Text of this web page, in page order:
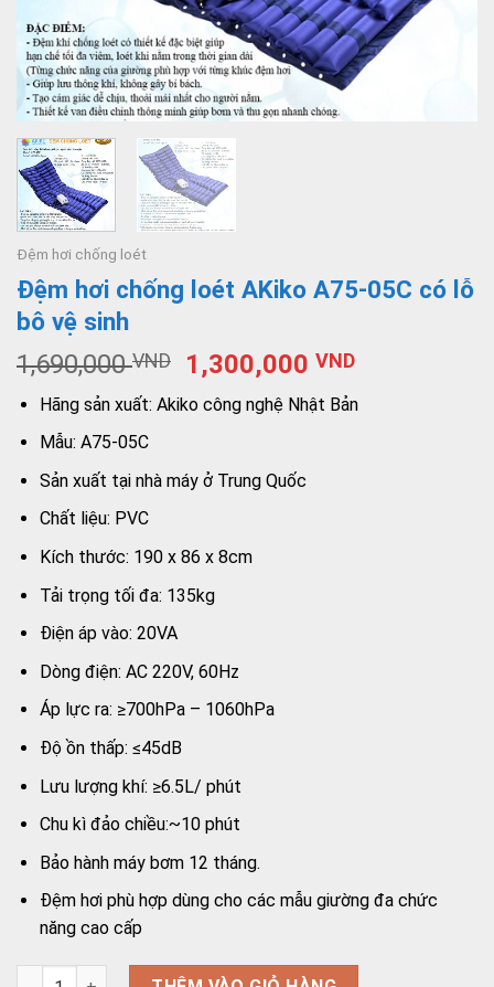
Đệm hơi chống loét
Đệm hơi chống loét AKiko A75-05C có lỗ
bô vệ sinh
1,690,000VND 1,300,000VND
Hãng sản xuất: Akiko công nghệ Nhật Bản
Mẫu: A75-05C
Sản xuất tại nhà máy ở Trung Quốc
Chất liệu: PVC
Kích thước: 190 x 86 x 8cm
Tải trọng tối đa: 135kg
Điện áp vào: 20VA
Dòng điện: AC 220V, 60Hz
Áp lực ra: ≥700hPa – 1060hPa
Độ ồn thấp: ≤45dB
Lưu lượng khí: ≥6.5L/ phút
Chu kì đảo chiều:~10 phút
Bảo hành máy bơm 12 tháng.
Đệm hơi phù hợp dùng cho các mẫu giường đa chức
năng cao cấp
Đệm hơi chống loét AKiko A75-05C có lỗ bô vệ sinh số lượng